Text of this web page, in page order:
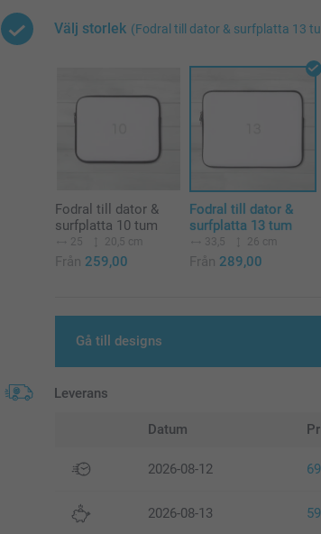
Välj storlek (Fodral till dator & surfplatta 13
Fodral till dator &
surfplatta 10 tum
25 20,5 cm
Från 259,00
Fodral till dator &
surfplatta 13 tum
33,5 26 cm
Från 289,00
Gå till designs
Leverans
Datum
2026-08-12
2026-08-13